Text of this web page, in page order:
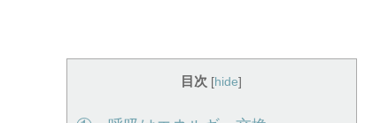
目次 [hide]